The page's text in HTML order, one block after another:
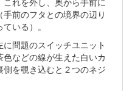
前のフタとの境界の辺り
いる）。
問題のスイッチユニット
などの線が生えた白いカ
を覗き込むと２つのネジ